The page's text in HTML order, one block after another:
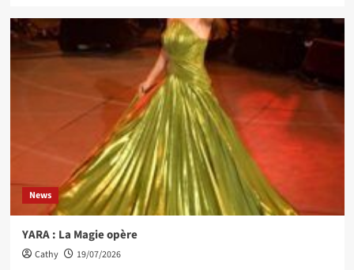
News
YARA : La Magie opère
Cathy 19/07/2026